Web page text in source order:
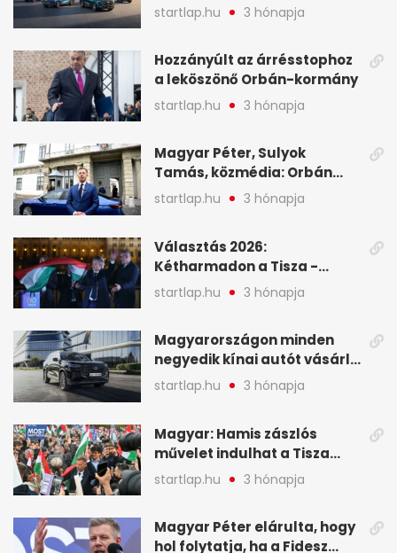
globális mobilitási
programja középpontjába
startlap.hu 3 hónapja
Hozzányúlt az árrésstophoz
a leköszönő Orbán-kormány
startlap.hu 3 hónapja
Magyar Péter, Sulyok
Tamás, közmédia: Orbán
Viktor április 13. óta hallgat,
közben pörögnek az
startlap.hu 3 hónapja
Választás 2026:
Kétharmadon a Tisza -
mutatjuk, hogyan alakulnak
a mandátumok
startlap.hu 3 hónapja
Magyarországon minden
negyedik kínai autót vásárló
a Chery mellett döntött (X)
startlap.hu 3 hónapja
Magyar: Hamis zászlós
művelet indulhat a Tisza
ellen a választás napján - A
hét legfontosabb eseményei
startlap.hu 3 hónapja
Magyar Péter elárulta, hogy
hol folytatja, ha a Fidesz